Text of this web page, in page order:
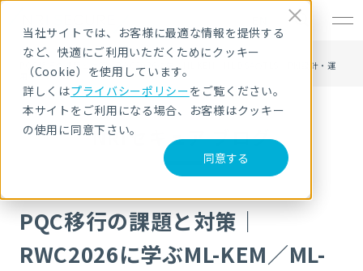
当社サイトでは、お客様に最適な情報を提供する
など、快適にご利用いただくためにクッキー
（Cookie）を使用しています。
詳しくはプライバシーポリシーをご覧ください。
本サイトをご利用になる場合、お客様はクッキー
の使用に同意下さい。
同意する
HOME
NRIセキュア ブログ
PQC移行の課題と対策｜RWC2026に学ぶML-KEM／ML-DSAのTLS・PKI設計・運
用ポイント
NRIセキュア ブログ
PQC移行の課題と対策｜
RWC2026に学ぶML-KEM／ML-